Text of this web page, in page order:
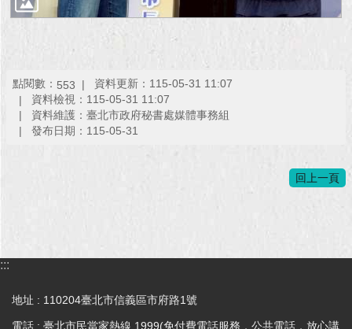
點閱數： 553
資料更新：115-05-31 11:07
資料檢視：115-05-31 11:07
資料維護：臺北市政府秘書處媒體事務組
發布日期：115-05-31
回上一頁
:::
地址 : 110204臺北市信義區市府路1號
電話 : 臺北市民當家熱線 1999(免付費電話服務，公共電話，放心講